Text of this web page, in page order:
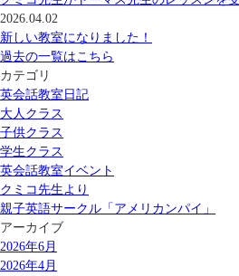
2026.04.02
新しい教室になりました！
過去の一覧はこちら
カテゴリ
英会話教室日記
大人クラス
子供クラス
学生クラス
英会話教室イベント
クミコ先生より
親子英語サークル「アメリカンパイ」
アーカイブ
2026年6月
2026年4月